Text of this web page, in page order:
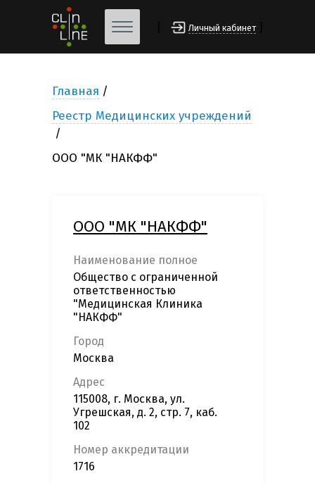
Личный кабинет
Главная
Реестр Медицинских учреждений
ООО "МК "НАКФФ"
ООО "МК "НАКФФ"
Наименование полное
Общество с ограниченной
ответственностью
"Медицинская Клиника
"НАКФФ"
Город
Москва
Адрес
115008, г. Москва, ул.
Угрешская, д. 2, стр. 7, каб.
102
Номер аккредитации
1716